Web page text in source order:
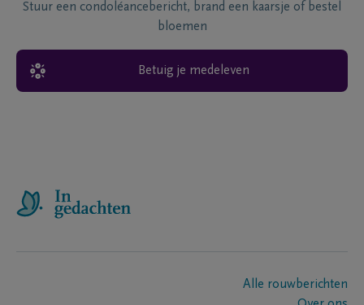
Stuur een condoléancebericht, brand een kaarsje of bestel
bloemen
Betuig je medeleven
Alle rouwberichten